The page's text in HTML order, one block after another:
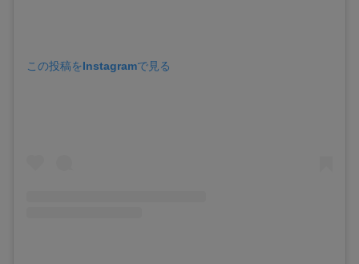
この投稿をInstagramで見る